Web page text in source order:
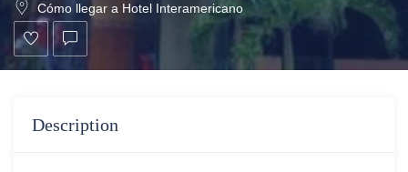
Cómo llegar a Hotel Interamericano
Description